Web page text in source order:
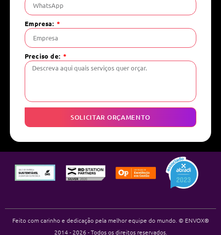
Empresa:
Preciso de:
SOLICITAR ORÇAMENTO
Feito com carinho e dedicação pela melhor equipe do mundo. © ENVOX®
2014 - 2026 - Todos os direitos reservados.